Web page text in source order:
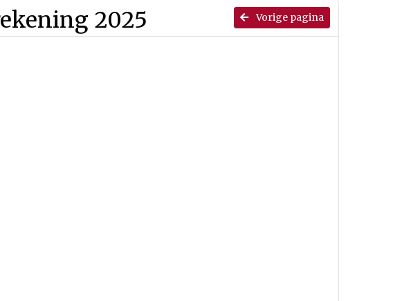
Vorige pagina
2025